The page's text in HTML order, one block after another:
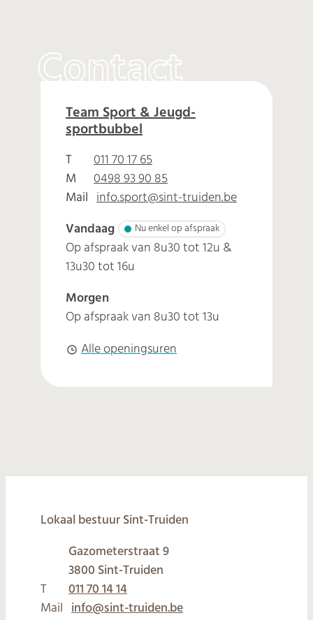
Contact
Sport
Team Sport & Jeugd-
sportbubbel
Adres
T
011 70 17 65
M
0498 93 90 85
Mail
info.sport@sint-truiden.be
Vandaag Nu enkel op afspraak
Op afspraak van 8u30 tot 12u &
13u30 tot 16u
Morgen
Op afspraak van 8u30 tot 13u
Alle openingsuren
© 2026
Lokaal bestuur Sint-Truiden
Gazometerstraat 9
,
3800 Sint-Truiden
T
011 70 14 14
Mail
info@sint-truiden.be